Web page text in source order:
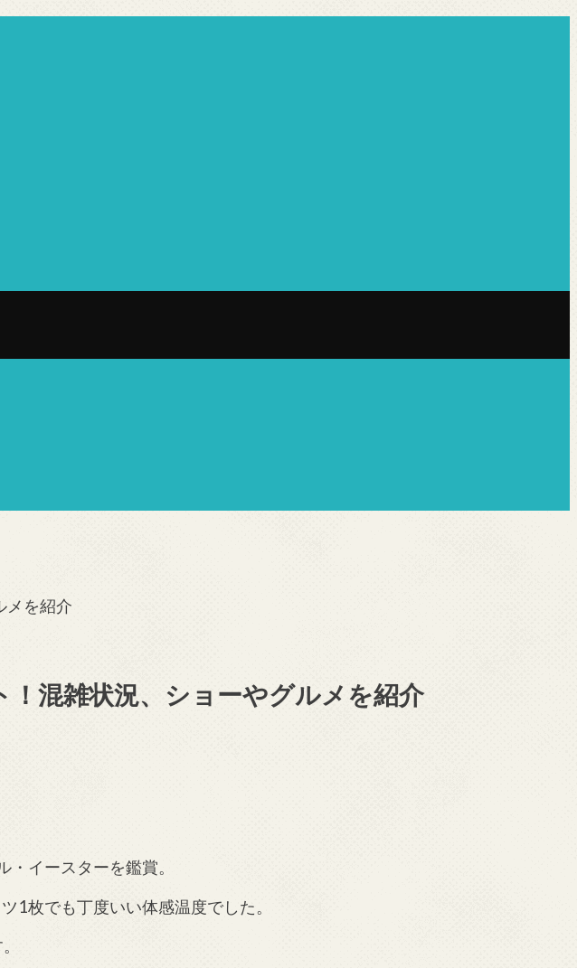
メを紹介
！混雑状況、ショーやグルメを紹介
イースターを鑑賞。
1枚でも丁度いい体感温度でした。